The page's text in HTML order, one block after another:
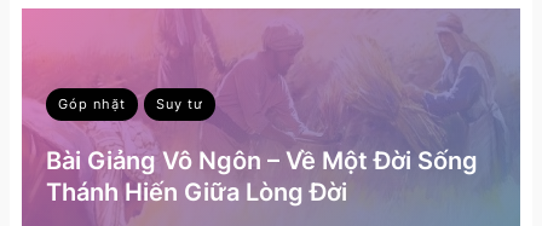
Góp nhặt Suy tư
Bài Giảng Vô Ngôn – Về Một Đời Sống
Thánh Hiến Giữa Lòng Đời